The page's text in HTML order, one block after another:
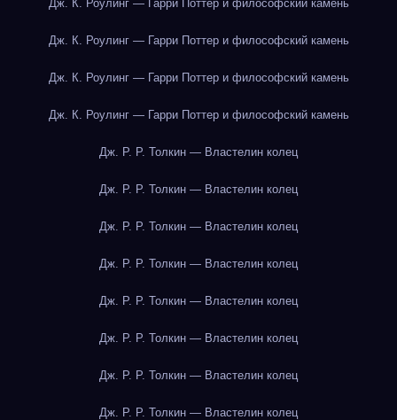
Дж. К. Роулинг — Гарри Поттер и философский камень
Дж. К. Роулинг — Гарри Поттер и философский камень
Дж. К. Роулинг — Гарри Поттер и философский камень
Дж. К. Роулинг — Гарри Поттер и философский камень
Дж. Р. Р. Толкин — Властелин колец
Дж. Р. Р. Толкин — Властелин колец
Дж. Р. Р. Толкин — Властелин колец
Дж. Р. Р. Толкин — Властелин колец
Дж. Р. Р. Толкин — Властелин колец
Дж. Р. Р. Толкин — Властелин колец
Дж. Р. Р. Толкин — Властелин колец
Дж. Р. Р. Толкин — Властелин колец